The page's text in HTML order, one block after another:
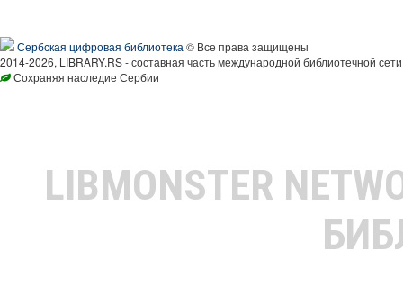
Сербская цифровая библиотека © Все права защищены
2014-2026, LIBRARY.RS - составная часть международной библиотечной
Сохраняя наследие Сербии
LIBMONSTER